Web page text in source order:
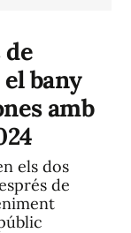
de
bany
amb
els dos
de